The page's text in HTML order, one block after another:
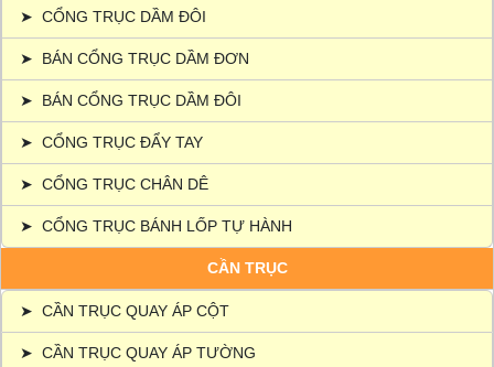
➤ CỔNG TRỤC DẦM ĐÔI
➤ BÁN CỔNG TRỤC DẦM ĐƠN
➤ BÁN CỔNG TRỤC DẦM ĐÔI
➤ CỔNG TRỤC ĐẨY TAY
➤ CỔNG TRỤC CHÂN DÊ
➤ CỔNG TRỤC BÁNH LỐP TỰ HÀNH
CẦN TRỤC
➤ CẦN TRỤC QUAY ÁP CỘT
➤ CẦN TRỤC QUAY ÁP TƯỜNG